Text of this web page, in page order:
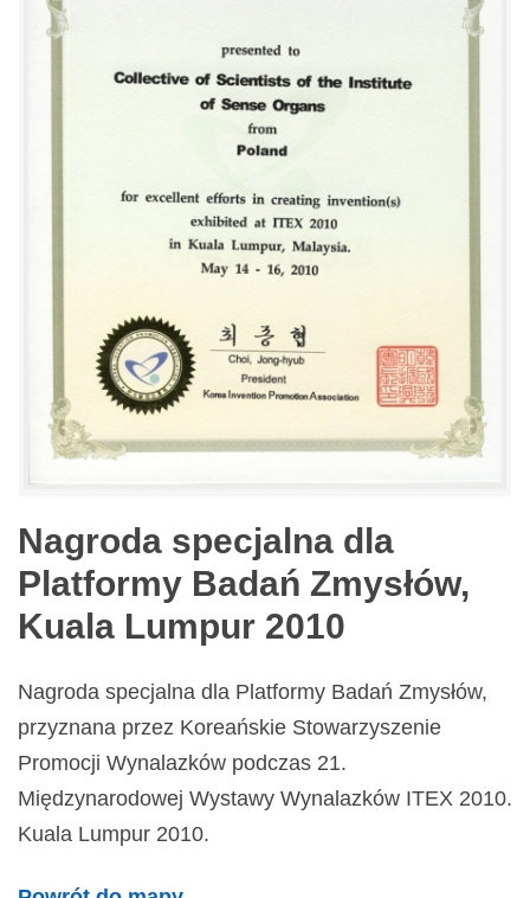
Nagroda specjalna dla
Platformy Badań Zmysłów,
Kuala Lumpur 2010
Nagroda specjalna dla Platformy Badań Zmysłów,
przyznana przez Koreańskie Stowarzyszenie
Promocji Wynalazków podczas 21.
Międzynarodowej Wystawy Wynalazków ITEX 2010.
Kuala Lumpur 2010.